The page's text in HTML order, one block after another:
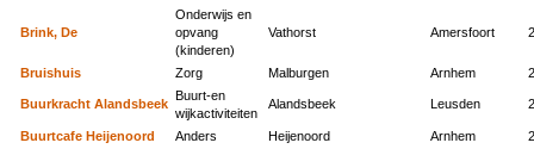
Brink, De
Onderwijs en
opvang
(kinderen)
Vathorst Amersfoort
Bruishuis Zorg Malburgen Arnhem
Buurkracht Alandsbeek
Buurt-en
wijkactiviteiten
Alandsbeek Leusden
Buurtcafe Heijenoord Anders Heijenoord Arnhem